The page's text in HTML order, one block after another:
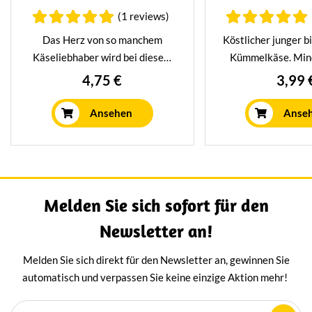
(1 reviews)
Das Herz von so manchem
Käseliebhaber wird bei diesem
alten 35+ Magerkäse mit
Kümmel höher schlagen.
Hergestellt aus bester
Magermilch. Dieser
Kümmelkäse ist mindestens ein
gewesen. Köstlich cremiger
Geschmack durch
Kümmelsamen.
4,75 €
Ansehen
Köstlicher junger
Kümmelkäse.
Wochen in
Reifehaus
einen milden,
Geschmack
3,99
Melden Sie sich sofort für den
Newsletter an!
Melden Sie sich direkt für den Newsletter an, gewinnen Sie
automatisch und verpassen Sie keine einzige Aktion mehr!